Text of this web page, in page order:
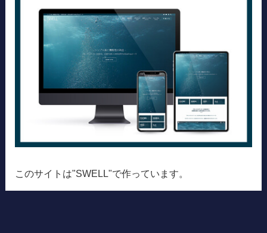
このサイトは"SWELL"で作っています。